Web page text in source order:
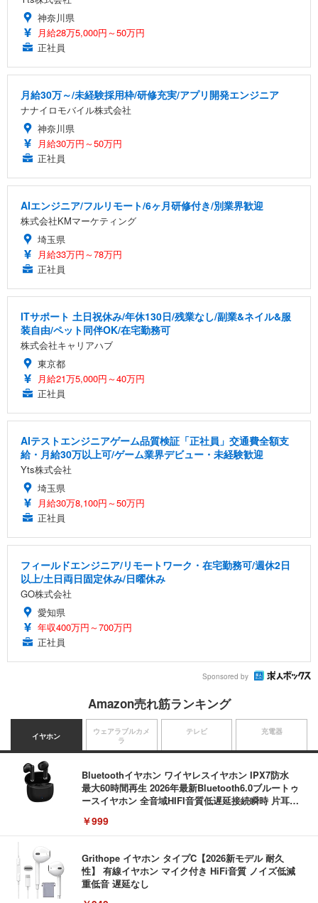
神奈川県
月給28万5,000円～50万円
正社員
月給30万～/未経験採用枠/研修充実/アプリ開発エンジニア
ナナイロモバイル株式会社
神奈川県
月給30万円～50万円
正社員
AIエンジニア/フルリモート/6ヶ月研修付き/別業界歓迎
株式会社KMマーケティング
埼玉県
月給33万円～78万円
正社員
ITサポート 土日祝休み/年休130日/残業なし/副業&ネイル&服
装自由/ペット同伴OK/在宅勤務可
株式会社キャリアハブ
東京都
月給21万5,000円～40万円
正社員
AIテストエンジニアゲーム品質検証「正社員」交通費全額支
給・月給30万以上可/ゲーム業界デビュー・未経験歓迎
Yts株式会社
埼玉県
月給30万8,100円～50万円
正社員
フィールドエンジニア/リモートワーク・在宅勤務可/週休2日
以上/土日両日固定休み/日曜休み
GO株式会社
愛知県
年収400万円～700万円
正社員
Sponsored by
Amazon売れ筋ランキング
イヤホン
Bluetoothイヤホン ワイヤレスイヤホン IPX7防水
最大60時間再生 2026年最新Bluetooth6.0ブルートゥ
ースイヤホン 全音域HIFI音質低遅延接続瞬時 片耳/
用iPhone/Android対応 (002 black)
￥999
Grithope イヤホン タイプC【2026新モデル 耐久
性】 有線イヤホン マイク付き HiFi音質 ノイズ低減
重低音 遅延なし
ウェアラブルカメ
ラ
テレビ 充電器